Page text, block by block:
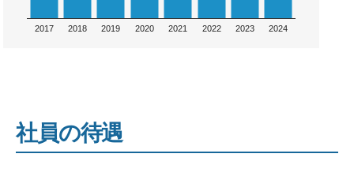
2017 2018 2019 2020 2021 2022 2023 2024
社員の待遇